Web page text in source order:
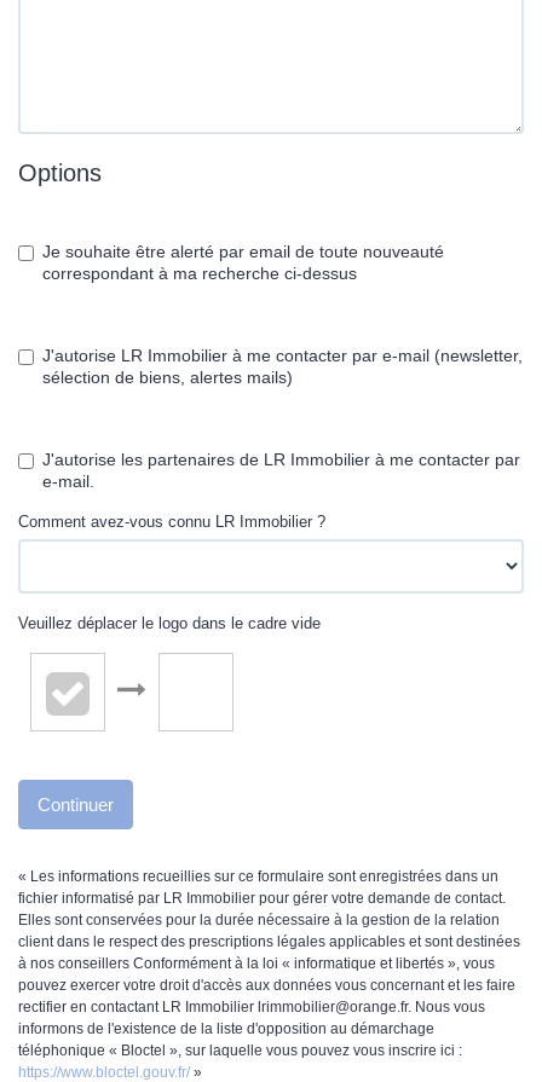
Options
Je souhaite être alerté par email de toute nouveauté
correspondant à ma recherche ci-dessus
J'autorise LR Immobilier à me contacter par e-mail (newsletter,
sélection de biens, alertes mails)
J'autorise les partenaires de LR Immobilier à me contacter par
e-mail.
Comment avez-vous connu LR Immobilier ?
Veuillez déplacer le logo dans le cadre vide
Continuer
« Les informations recueillies sur ce formulaire sont enregistrées dans un
fichier informatisé par LR Immobilier pour gérer votre demande de contact.
Elles sont conservées pour la durée nécessaire à la gestion de la relation
client dans le respect des prescriptions légales applicables et sont destinées
à nos conseillers Conformément à la loi « informatique et libertés », vous
pouvez exercer votre droit d'accès aux données vous concernant et les faire
rectifier en contactant LR Immobilier lrimmobilier@orange.fr. Nous vous
informons de l'existence de la liste d'opposition au démarchage
téléphonique « Bloctel », sur laquelle vous pouvez vous inscrire ici :
https://www.bloctel.gouv.fr/ »